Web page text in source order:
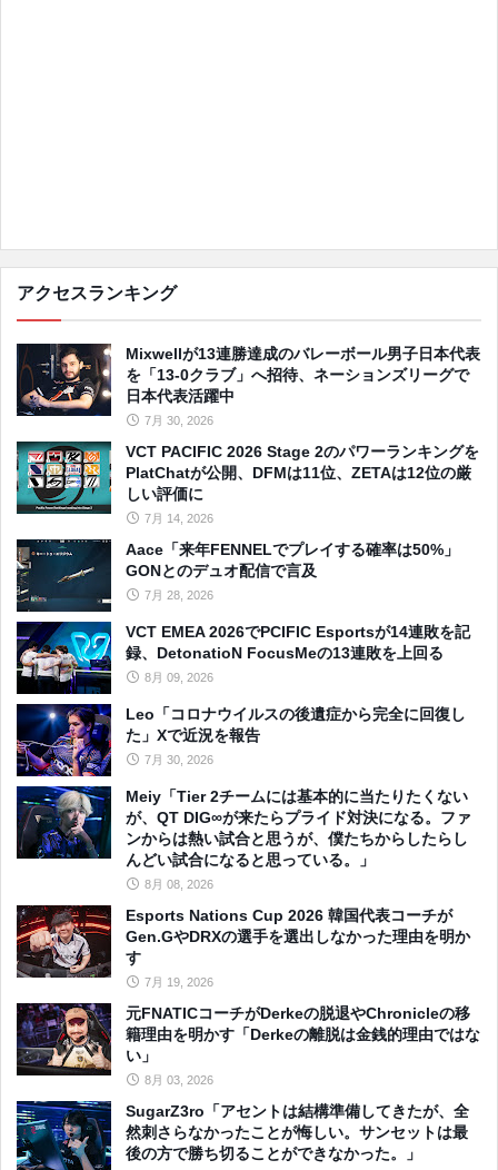
アクセスランキング
Mixwellが13連勝達成のバレーボール男子日本代表
を「13-0クラブ」へ招待、ネーションズリーグで
日本代表活躍中
7月 30, 2026
VCT PACIFIC 2026 Stage 2のパワーランキングを
PlatChatが公開、DFMは11位、ZETAは12位の厳
しい評価に
7月 14, 2026
Aace「来年FENNELでプレイする確率は50%」
GONとのデュオ配信で言及
7月 28, 2026
VCT EMEA 2026でPCIFIC Esportsが14連敗を記
録、DetonatioN FocusMeの13連敗を上回る
8月 09, 2026
Leo「コロナウイルスの後遺症から完全に回復し
た」Xで近況を報告
7月 30, 2026
Meiy「Tier 2チームには基本的に当たりたくない
が、QT DIG∞が来たらプライド対決になる。ファ
ンからは熱い試合と思うが、僕たちからしたらし
んどい試合になると思っている。」
8月 08, 2026
Esports Nations Cup 2026 韓国代表コーチが
Gen.GやDRXの選手を選出しなかった理由を明か
す
7月 19, 2026
元FNATICコーチがDerkeの脱退やChronicleの移
籍理由を明かす「Derkeの離脱は金銭的理由ではな
い」
8月 03, 2026
SugarZ3ro「アセントは結構準備してきたが、全
然刺さらなかったことが悔しい。サンセットは最
後の方で勝ち切ることができなかった。」